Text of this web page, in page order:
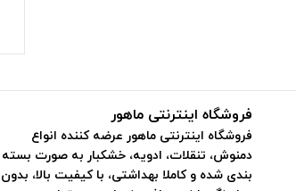
فروشگاه اینترنتی ماهور
فروشگاه اینترنتی ماهور عرضه کننده انواع
دمنوش، تنقلات، ادویه، خشکبار به صورت بسته
بندی شده و کاملا بهداشتی، با کیفیت بالا، بدون